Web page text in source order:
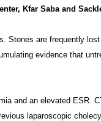
Kfar Saba and
are frequently
evidence that
and an elevated ESR.
laparoscopic